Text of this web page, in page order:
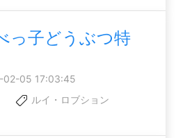
っ子どうぶつ特
02-05 17:03:45
ルイ・ロブション